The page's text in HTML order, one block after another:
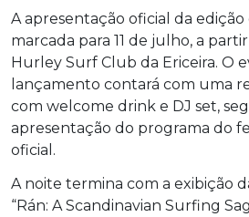
A apresentação oficial da edição
marcada para 11 de julho, a
Hurley Surf Club da Ericeira. O
lançamento contará com uma
com welcome drink e DJ set,
apresentação do programa do
oficial.
A noite termina com a exibição
“Rán: A Scandinavian Surfing